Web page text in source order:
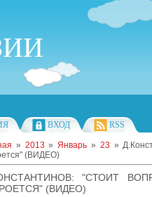
ВХОД RSS
» 2013 » Январь » 23 »
(ВИДЕО)
"СТОИТ
(ВИДЕО)